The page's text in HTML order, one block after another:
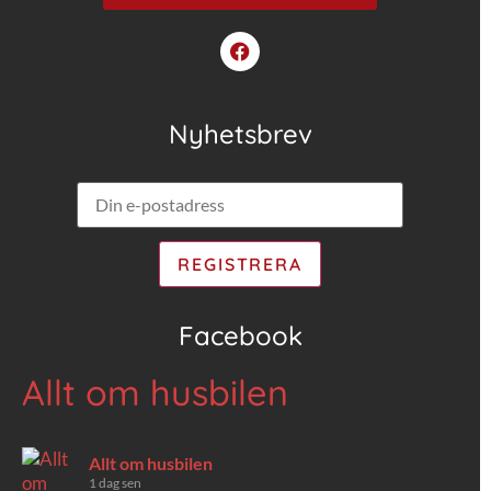
Nyhetsbrev
Facebook
Allt om husbilen
Allt om husbilen
1 dag sen